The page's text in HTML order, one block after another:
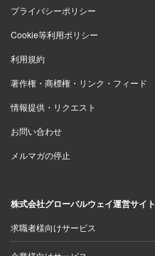
プライバシーポリシー
Cookie等利用ポリシー
利用規約
著作権・商標権・リンク・フィード
情報提供・リクエスト
お問い合わせ
メルマガの停止
株式会社グローバルウェイ運営サイト
求職者様向けサービス